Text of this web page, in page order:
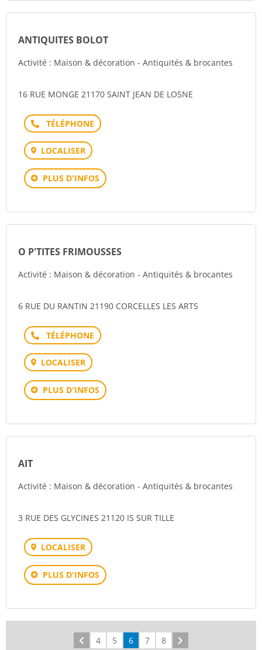
ANTIQUITES BOLOT
Activité : Maison & décoration - Antiquités & brocantes
16 RUE MONGE 21170 SAINT JEAN DE LOSNE
Téléphone
LOCALISER
PLUS D'INFOS
O P'TITES FRIMOUSSES
Activité : Maison & décoration - Antiquités & brocantes
6 RUE DU RANTIN 21190 CORCELLES LES ARTS
Téléphone
LOCALISER
PLUS D'INFOS
AIT
Activité : Maison & décoration - Antiquités & brocantes
3 RUE DES GLYCINES 21120 IS SUR TILLE
LOCALISER
PLUS D'INFOS
Précédent
4 5 6 7 8